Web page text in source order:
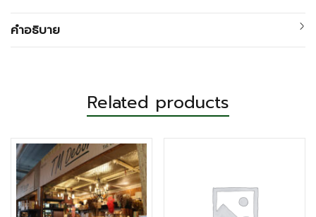
คำอธิบาย
Related products